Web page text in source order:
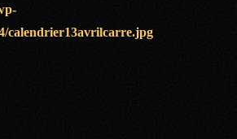
calendrier13avrilcarre.jpg